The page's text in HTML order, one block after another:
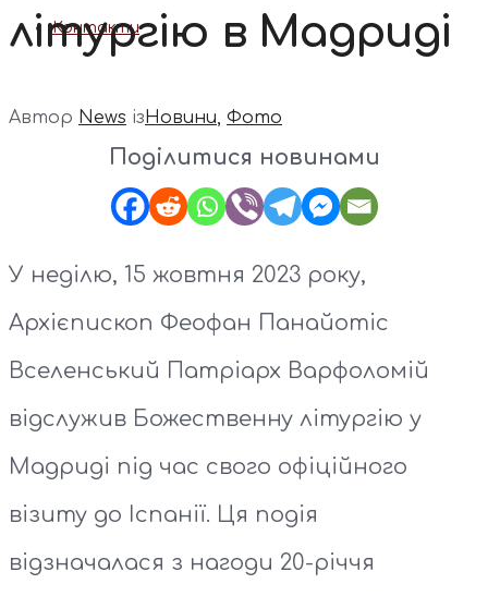
Контакти
літургію в Мадриді
Автор News ізНовини, Фото
Поділитися новинами
У неділю, 15 жовтня 2023 року,
Архієпископ Феофан Панайотіс
Вселенський Патріарх Варфоломій
відслужив Божественну літургію у
Мадриді під час свого офіційного
візиту до Іспанії. Ця подія
відзначалася з нагоди 20-річчя